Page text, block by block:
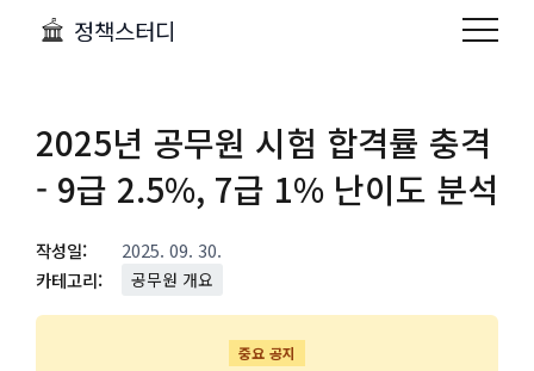
정책스터디
2025년 공무원 시험 합격률 충격
- 9급 2.5%, 7급 1% 난이도 분석
작성일:
2025. 09. 30.
카테고리:
공무원 개요
중요 공지